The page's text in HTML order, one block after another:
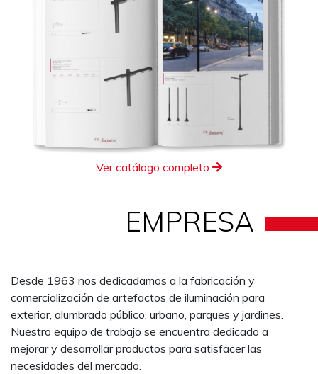
Ver catálogo completo
EMPRESA
Desde 1963 nos dedicadamos a la fabricación y
comercialización de artefactos de iluminación para
exterior, alumbrado público, urbano, parques y jardines.
Nuestro equipo de trabajo se encuentra dedicado a
mejorar y desarrollar productos para satisfacer las
necesidades del mercado.